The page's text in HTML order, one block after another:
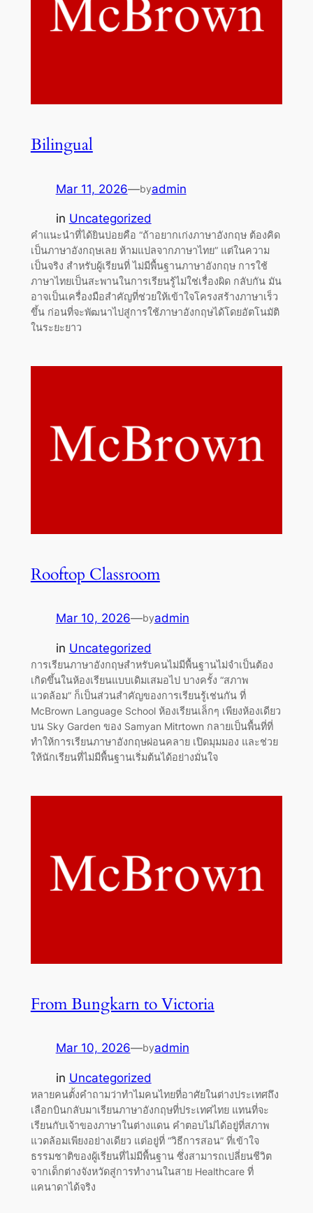
Bilingual
Mar 11, 2026—byadmin
in Uncategorized
คำแนะนำที่ได้ยินบ่อยคือ “ถ้าอยากเก่งภาษาอังกฤษ ต้องคิด
เป็นภาษาอังกฤษเลย ห้ามแปลจากภาษาไทย” แต่ในความ
เป็นจริง สำหรับผู้เรียนที่ ไม่มีพื้นฐานภาษาอังกฤษ การใช้
ภาษาไทยเป็นสะพานในการเรียนรู้ไม่ใช่เรื่องผิด กลับกัน มัน
อาจเป็นเครื่องมือสำคัญที่ช่วยให้เข้าใจโครงสร้างภาษาเร็ว
ขึ้น ก่อนที่จะพัฒนาไปสู่การใช้ภาษาอังกฤษได้โดยอัตโนมัติ
ในระยะยาว
Rooftop Classroom
Mar 10, 2026—byadmin
in Uncategorized
การเรียนภาษาอังกฤษสำหรับคนไม่มีพื้นฐานไม่จำเป็นต้อง
เกิดขึ้นในห้องเรียนแบบเดิมเสมอไป บางครั้ง “สภาพ
แวดล้อม” ก็เป็นส่วนสำคัญของการเรียนรู้เช่นกัน ที่
McBrown Language School ห้องเรียนเล็กๆ เพียงห้องเดียว
บน Sky Garden ของ Samyan Mitrtown กลายเป็นพื้นที่ที่
ทำให้การเรียนภาษาอังกฤษผ่อนคลาย เปิดมุมมอง และช่วย
ให้นักเรียนที่ไม่มีพื้นฐานเริ่มต้นได้อย่างมั่นใจ
From Bungkarn to Victoria
Mar 10, 2026—byadmin
in Uncategorized
หลายคนตั้งคำถามว่าทำไมคนไทยที่อาศัยในต่างประเทศถึง
เลือกบินกลับมาเรียนภาษาอังกฤษที่ประเทศไทย แทนที่จะ
เรียนกับเจ้าของภาษาในต่างแดน คำตอบไม่ได้อยู่ที่สภาพ
แวดล้อมเพียงอย่างเดียว แต่อยู่ที่ “วิธีการสอน” ที่เข้าใจ
ธรรมชาติของผู้เรียนที่ไม่มีพื้นฐาน ซึ่งสามารถเปลี่ยนชีวิต
จากเด็กต่างจังหวัดสู่การทำงานในสาย Healthcare ที่
แคนาดาได้จริง